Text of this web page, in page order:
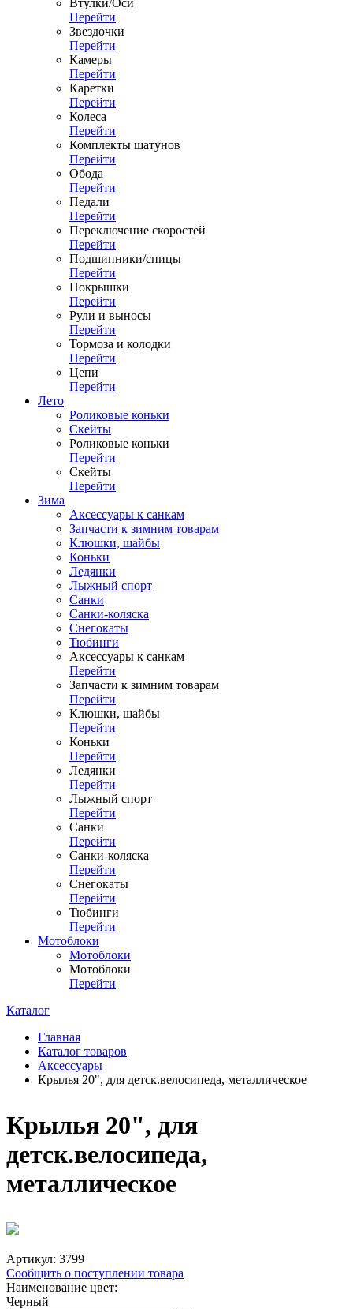
Втулки/Оси
Перейти
Звездочки
Перейти
Камеры
Перейти
Каретки
Перейти
Колеса
Перейти
Комплекты шатунов
Перейти
Обода
Перейти
Педали
Перейти
Переключение скоростей
Перейти
Подшипники/спицы
Перейти
Покрышки
Перейти
Рули и выносы
Перейти
Тормоза и колодки
Перейти
Цепи
Перейти
Лето
Роликовые коньки
Скейты
Роликовые коньки
Перейти
Скейты
Перейти
Зима
Аксессуары к санкам
Запчасти к зимним товарам
Клюшки, шайбы
Коньки
Ледянки
Лыжный спорт
Санки
Санки-коляска
Снегокаты
Тюбинги
Аксессуары к санкам
Перейти
Запчасти к зимним товарам
Перейти
Клюшки, шайбы
Перейти
Коньки
Перейти
Ледянки
Перейти
Лыжный спорт
Перейти
Санки
Перейти
Санки-коляска
Перейти
Снегокаты
Перейти
Тюбинги
Перейти
Мотоблоки
Мотоблоки
Мотоблоки
Перейти
Каталог
Главная
Каталог товаров
Аксессуары
Крылья 20", для детск.велосипеда, металлическое
Крылья 20", для
детск.велосипеда,
металлическое
Артикул: 3799
Сообщить о поступлении товара
Наименование цвет:
Черный